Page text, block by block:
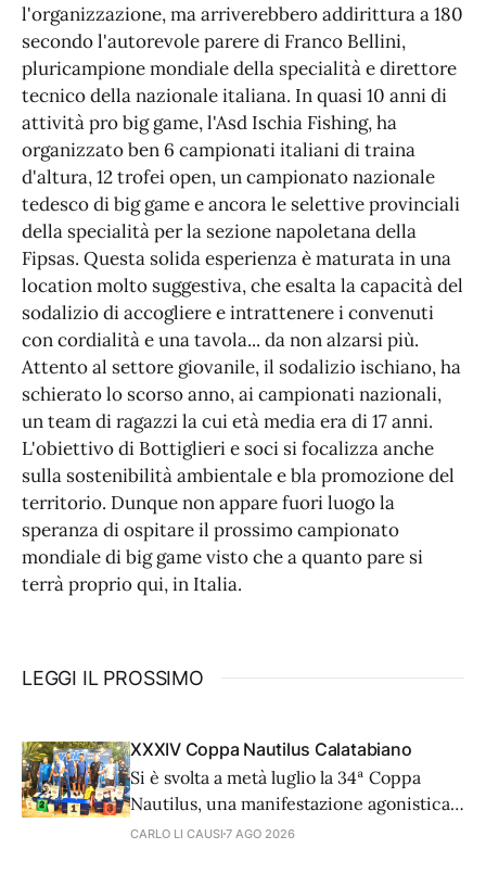
l'organizzazione, ma arriverebbero addirittura a 180
secondo l'autorevole parere di Franco Bellini,
pluricampione mondiale della specialità e direttore
tecnico della nazionale italiana. In quasi 10 anni di
attività pro big game, l'Asd Ischia Fishing, ha
organizzato ben 6 campionati italiani di traina
d'altura, 12 trofei open, un campionato nazionale
tedesco di big game e ancora le selettive provinciali
della specialità per la sezione napoletana della
Fipsas. Questa solida esperienza è maturata in una
location molto suggestiva, che esalta la capacità del
sodalizio di accogliere e intrattenere i convenuti
con cordialità e una tavola... da non alzarsi più.
Attento al settore giovanile, il sodalizio ischiano, ha
schierato lo scorso anno, ai campionati nazionali,
un team di ragazzi la cui età media era di 17 anni.
L'obiettivo di Bottiglieri e soci si focalizza anche
sulla sostenibilità ambientale e bla promozione del
territorio. Dunque non appare fuori luogo la
speranza di ospitare il prossimo campionato
mondiale di big game visto che a quanto pare si
terrà proprio qui, in Italia.
LEGGI IL PROSSIMO
XXXIV Coppa Nautilus Calatabiano
Si è svolta a metà luglio la 34ª Coppa
Nautilus, una manifestazione agonistica
di alto livello tecnico che ha visto 81
CARLO LI CAUSI 7 AGO 2026